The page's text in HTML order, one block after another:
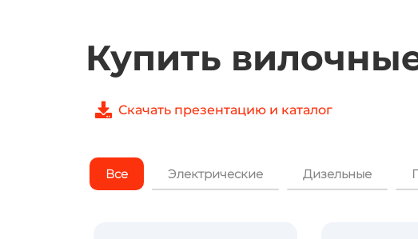
Купить
Скачать презентацию и каталог
Все Электрические Дизельные